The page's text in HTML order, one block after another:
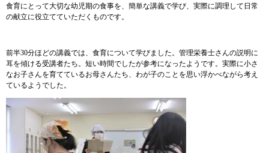
食育にとって大切な幼児期の食事を、簡単な講義で学び、実際に調理して日常
の献立に役立てていただくものです。
前半30分ほどの講義では、食育について学びました。管理栄養士さんの説明に
耳を傾ける受講者たち。短い時間でしたが参考になったようです。実際に小さ
なお子さんを育てているお母さんたち、わが子のことを思い浮かべながら考え
ているようでした。